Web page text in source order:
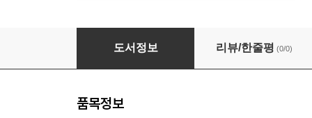
伴天連怪談 1
도서정보 리뷰/한줄평 (0/0)
품목정보